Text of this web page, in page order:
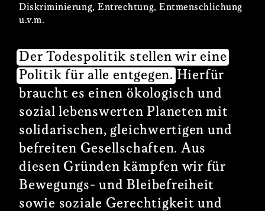
Diskriminierung, Entrechtung, Entmenschlichung
u.v.m.
Der Todespolitik stellen wir eine
Politik für alle entgegen. Hierfür
braucht es einen ökologisch und
sozial lebenswerten Planeten mit
solidarischen, gleichwertigen und
befreiten Gesellschaften. Aus
diesen Gründen kämpfen wir für
Bewegungs- und Bleibefreiheit
sowie soziale Gerechtigkeit und